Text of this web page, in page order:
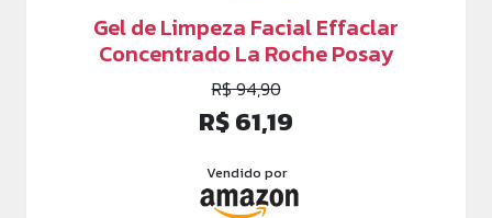
Gel de Limpeza Facial Effaclar
Concentrado La Roche Posay
R$ 94,90
R$ 61,19
Vendido por